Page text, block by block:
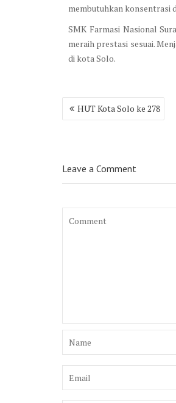
membutuhkan konsentrasi
SMK Farmasi Nasional
meraih prestasi sesuai.
di kota Solo.
Post
navigation
HUT Kota Solo ke 278
Leave a Comment